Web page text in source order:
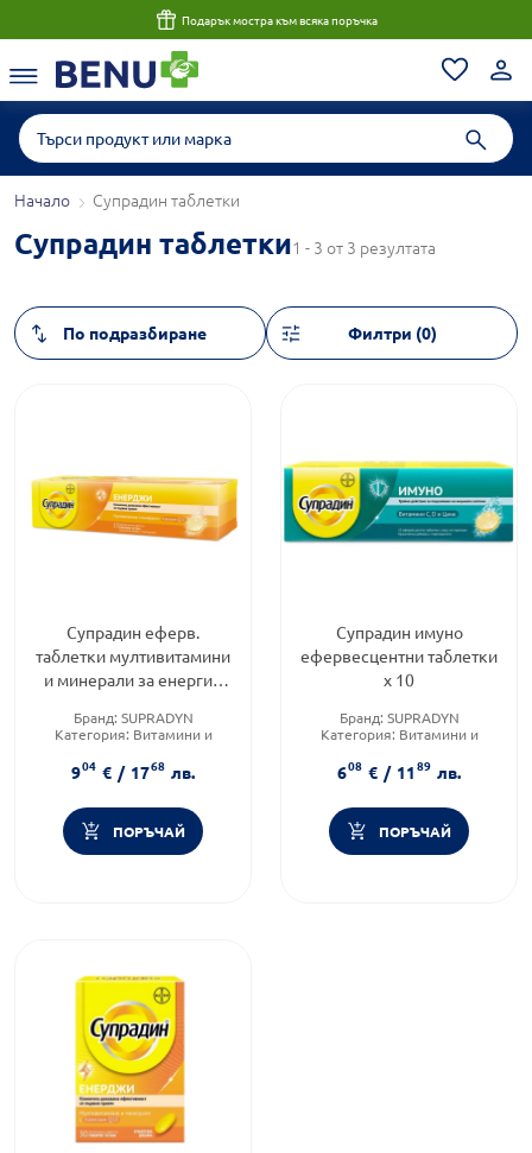
Подарък мостра към всяка поръчка
Начало Супрадин таблетки
Супрадин таблетки1 - 3 от 3 резултата
Филтри (0)
Супрадин еферв.
таблетки мултивитамини
и минерали за енергия
Бранд: SUPRADYN
Категория: Витамини и
Форма на продукта:
ефервесцентни таблетки
904 € / 1768 лв.
ПОРЪЧАЙ
Супрадин имуно
ефервесцентни таблетки
х 10
Бранд: SUPRADYN
Категория: Витамини и
Форма на продукта:
ефервесцентни таблетки
608 € / 1189 лв.
ПОРЪЧАЙ